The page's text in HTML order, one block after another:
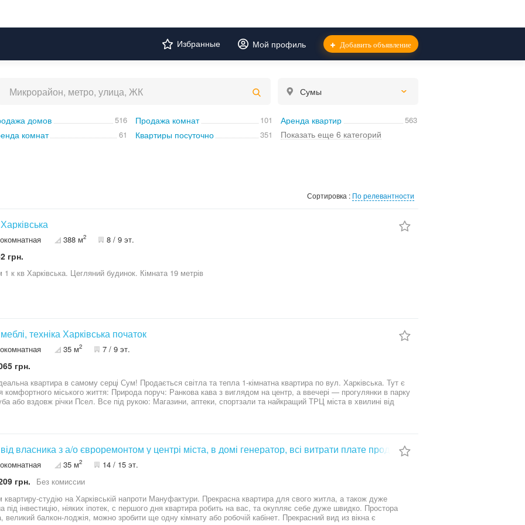
Избранные Мой профиль Добавить объявление
Сумы
домов 516
комнат 61
Продажа комнат 101
Квартиры посуточно 351
Аренда квартир 563
Показать еще 6 категорий
Сортировка : По релевантности
388 м2 8 / 9 эт.
грн.
к кв Харківська. Цегляний будинок. Кімната 19 метрів
техніка Харківська початок
35 м2 7 / 9 эт.
грн.
та тепла 1-кімнатна квартира по вул. Харківська. Тут є
життя: Природа поруч: Ранкова кава з виглядом на центр, а ввечері — прогулянки в парку
Псел. Все під рукою: Магазини, аптеки, спортзали та найкращий ТРЦ міста в хвилині від
для речей та простора кімната з альковом (нішою), що дозволяє ідеально зонувати спальне місце. Стан:
якщо Ви розглядаєте купівлю як інвестицію в свій бізнес-процес . Продаж за готівку! Чекаємо на ваші
власника з а/о євроремонтом у центрі міста, в домі генератор, всі витрати плате продавець
35 м2 14 / 15 эт.
грн.
Без комиссии
квартиру-студію на Харківській напроти Мануфактури. Прекрасна квартира для свого житла, а також дуже
під інвестицію, ніяких іпотек, с першого дня квартира робить на вас, та окупляє себе дуже швидко. Простора
великий балкон-лоджія, можно зробити ще одну кімнату або робочій кабінет. Прекрасний вид из вікна є